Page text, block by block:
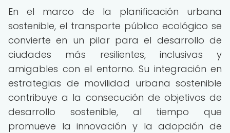
En el marco de la planificación urbana
sostenible, el transporte público ecológico se
convierte en un pilar para el desarrollo de
ciudades más resilientes, inclusivas y
amigables con el entorno. Su integración en
estrategias de movilidad urbana sostenible
contribuye a la consecución de objetivos de
desarrollo sostenible, al tiempo que
promueve la innovación y la adopción de